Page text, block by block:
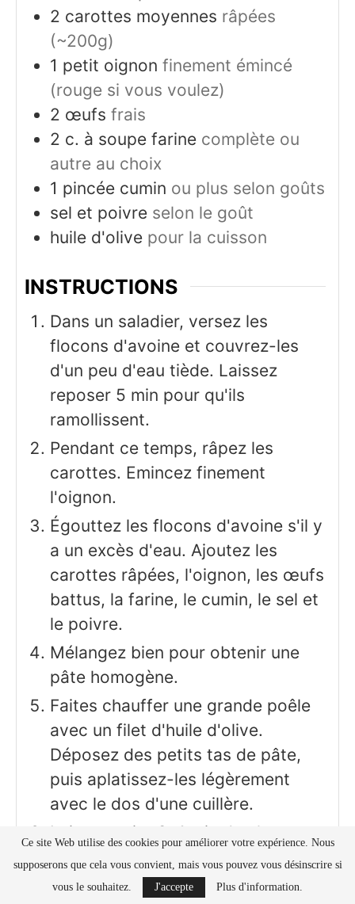
2 carottes moyennes râpées
(~200g)
1 petit oignon finement émincé
(rouge si vous voulez)
2 œufs frais
2 c. à soupe farine complète ou
autre au choix
1 pincée cumin ou plus selon goûts
sel et poivre selon le goût
huile d'olive pour la cuisson
INSTRUCTIONS
Dans un saladier, versez les
flocons d'avoine et couvrez-les
d'un peu d'eau tiède. Laissez
reposer 5 min pour qu'ils
ramollissent.
Pendant ce temps, râpez les
carottes. Emincez finement
l'oignon.
Égouttez les flocons d'avoine s'il y
a un excès d'eau. Ajoutez les
carottes râpées, l'oignon, les œufs
battus, la farine, le cumin, le sel et
le poivre.
Mélangez bien pour obtenir une
pâte homogène.
Faites chauffer une grande poêle
avec un filet d'huile d'olive.
Déposez des petits tas de pâte,
puis aplatissez-les légèrement
avec le dos d'une cuillère.
Laissez cuire 3-4 min de chaque
côté, jusqu'à ce que les galettes
soient bien dorées et
Ce site Web utilise des cookies pour améliorer votre expérience. Nous
supposerons que cela vous convient, mais vous pouvez vous désinscrire si
vous le souhaitez.
J'accepte Plus d'information.